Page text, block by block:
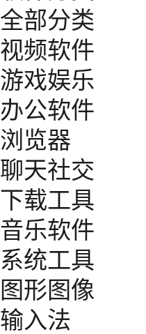
全部分类
视频软件
游戏娱乐
办公软件
浏览器
聊天社交
下载工具
音乐软件
系统工具
图形图像
输入法